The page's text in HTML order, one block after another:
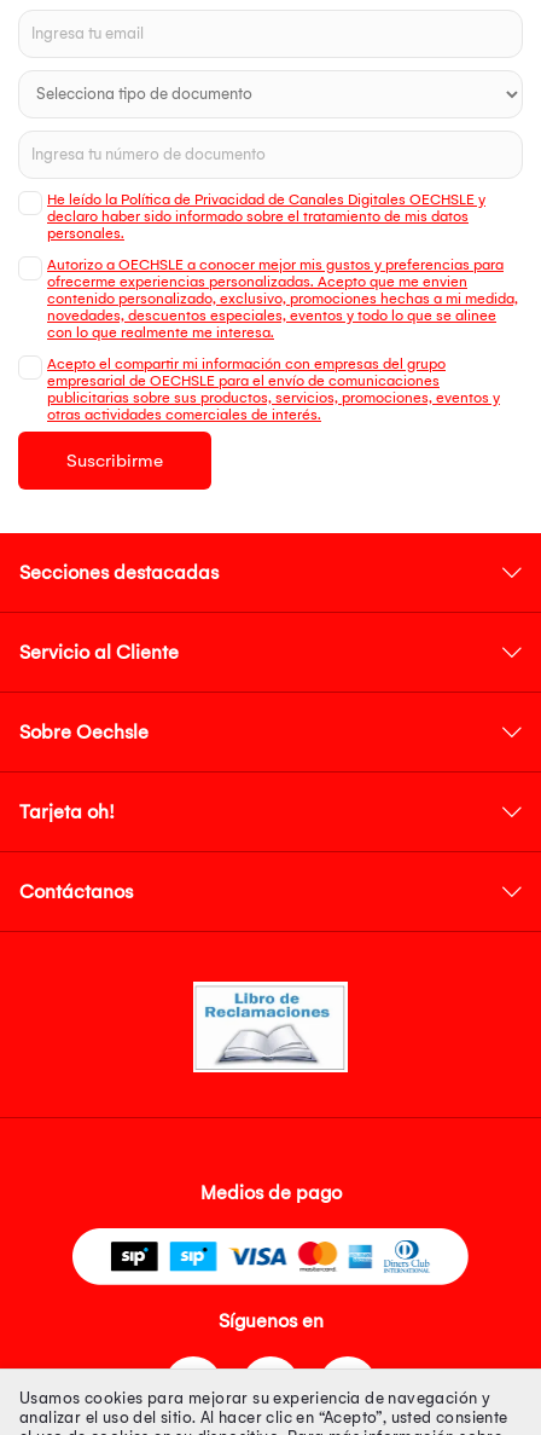
He leído la Política de Privacidad de Canales Digitales OECHSLE y
declaro haber sido informado sobre el tratamiento de mis datos
personales.
Autorizo a OECHSLE a conocer mejor mis gustos y preferencias para
ofrecerme experiencias personalizadas. Acepto que me envien
contenido personalizado, exclusivo, promociones hechas a mi medida,
novedades, descuentos especiales, eventos y todo lo que se alinee
con lo que realmente me interesa.
Acepto el compartir mi información con empresas del grupo
empresarial de OECHSLE para el envío de comunicaciones
publicitarias sobre sus productos, servicios, promociones, eventos y
otras actividades comerciales de interés.
Suscribirme
Secciones destacadas
Servicio al Cliente
Sobre Oechsle
Tarjeta oh!
Contáctanos
Medios de pago
Síguenos en
Usamos cookies para mejorar su experiencia de navegación y
analizar el uso del sitio. Al hacer clic en “Acepto”, usted consiente